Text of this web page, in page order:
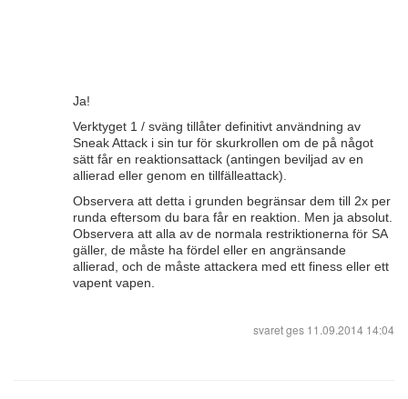
Ja!
Verktyget 1 / sväng tillåter definitivt användning av
Sneak Attack i sin tur för skurkrollen om de på något
sätt får en reaktionsattack (antingen beviljad av en
allierad eller genom en tillfälleattack).
Observera att detta i grunden begränsar dem till 2x per
runda eftersom du bara får en reaktion. Men ja absolut.
Observera att alla av de normala restriktionerna för SA
gäller, de måste ha fördel eller en angränsande
allierad, och de måste attackera med ett finess eller ett
vapent vapen.
svaret ges 11.09.2014 14:04